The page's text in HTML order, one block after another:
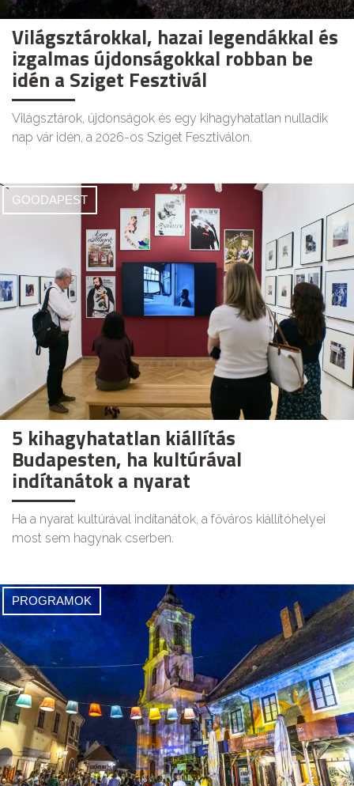
Világsztárokkal, hazai legendákkal és
izgalmas újdonságokkal robban be
idén a Sziget Fesztivál
Világsztárok, újdonságok és egy kihagyhatatlan nulladik
nap vár idén, a 2026-os Sziget Fesztiválon.
GOODAPEST
5 kihagyhatatlan kiállítás
Budapesten, ha kultúrával
indítanátok a nyarat
Ha a nyarat kultúrával indítanátok, a főváros kiállítóhelyei
most sem hagynak cserben.
PROGRAMOK